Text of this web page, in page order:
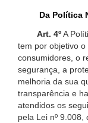
Da Política
Art. 4ºA
tem por objetivo
consumidores, o
segurança, a
melhoria da sua
transparência e
atendidos os
pela Lei nº 9.008,